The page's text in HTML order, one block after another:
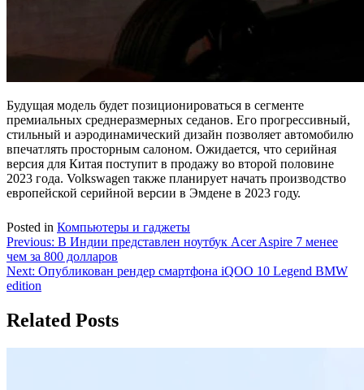
Будущая модель будет позиционироваться в сегменте
премиальных среднеразмерных седанов. Его прогрессивный,
стильный и аэродинамический дизайн позволяет автомобилю
впечатлять просторным салоном. Ожидается, что серийная
версия для Китая поступит в продажу во второй половине
2023 года. Volkswagen также планирует начать производство
европейской серийной версии в Эмдене в 2023 году.
Posted in Компьютеры и гаджеты
Навигация
по
записям
Previous: В Индии представлен ноутбук Acer Aspire 7 менее
чем за 800 долларов
Next: Опубликован рендер смартфона iQOO 10 Legend BMW
edition
Related Posts